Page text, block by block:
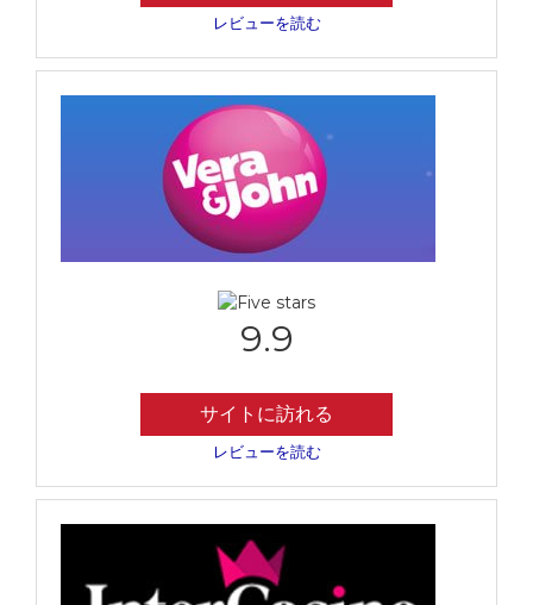
レビューを読む
9.9
サイトに訪れる
レビューを読む